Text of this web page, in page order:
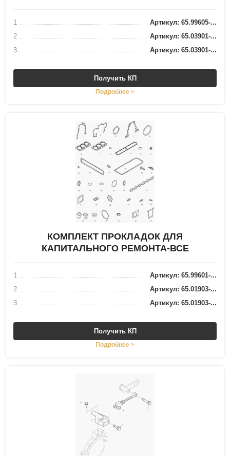
1
Артикул: 65.99605-...
2
Артикул: 65.03901-...
3
Артикул: 65.03901-...
Получить КП
Подробнее >
КОМПЛЕКТ ПРОКЛАДОК ДЛЯ
КАПИТАЛЬНОГО РЕМОНТА-ВСЕ
1
Артикул: 65.99601-...
2
Артикул: 65.01903-...
3
Артикул: 65.01903-...
Получить КП
Подробнее >